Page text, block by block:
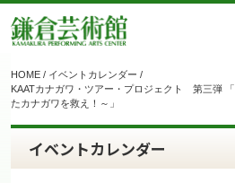
HOME / イベントカレンダー /
KAATカナガワ・ツアー・プロジェクト 第三弾
たカナガワを救え！～」
イベントカレンダー